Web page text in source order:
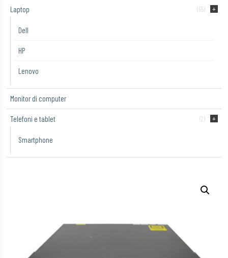
Laptop (55)
Dell
HP
Lenovo
Monitor di computer
Telefoni e tablet (2)
Smartphone